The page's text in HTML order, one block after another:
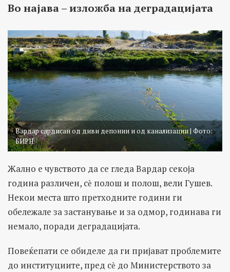
Во најава – изложба на деградацијата
Вардар сардисан од диви депонии и од канализации | Фото:
БИРН
Жално е чувството да се гледа Вардар секоја
година различен, сѐ полош и полош, вели Гушев.
Некои места што претходните години ги
обележале за застанување и за одмор, годинава ги
немало, поради деградацијата.
Повеќепати се обиделе да ги пријават проблемите
до институциите, пред сѐ до Министерството за